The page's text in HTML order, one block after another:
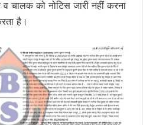
चालक को नोटिस जारी नहीं करना
है।